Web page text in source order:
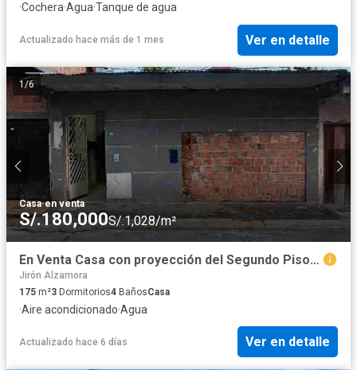
·Cochera·Agua·Tanque de agua
Actualizado hace más de 1 mes Ver en detalle
1 /6
Casa·en venta
S/.180,000S/.1,028/m²
En Venta Casa con proyección del Segundo Piso en Pasaje Castaño, San Juan Bautista, Maynas, Loreto
Jirón Alzamora
175 m²3 Dormitorios4 BañosCasa
·Aire acondicionado·Agua
Actualizado hace 6 días Ver en detalle